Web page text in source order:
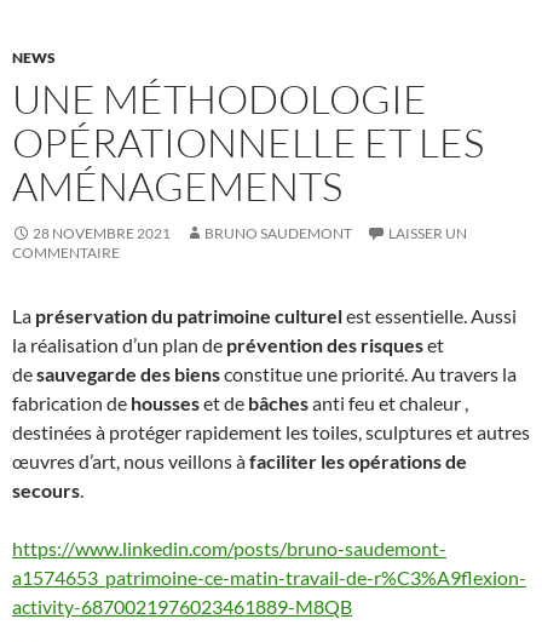
NEWS
UNE MÉTHODOLOGIE
OPÉRATIONNELLE ET LES
AMÉNAGEMENTS
28 NOVEMBRE 2021 BRUNO SAUDEMONT
LAISSER UN
COMMENTAIRE
La préservation du patrimoine culturelest essentielle. Aussi
la réalisation d’un plan de prévention des risqueset
desauvegarde des biensconstitue une priorité. Au travers la
fabrication de housseset de bâchesanti feu et chaleur ,
destinées à protéger rapidement les toiles, sculptures et autres
œuvres d’art, nous veillons àfaciliter les opérations de
secours
https://www.linkedin.com/posts/bruno-saudemont-
a1574653_patrimoine-ce-matin-travail-de-r%C3%A9flexion-
activity-6870021976023461889-M8QB